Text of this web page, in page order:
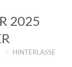
2025
HINTERLASSE